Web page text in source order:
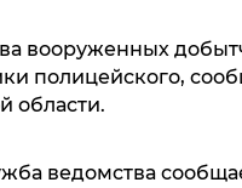
вооруженных
полицейского,
области.
ведомства